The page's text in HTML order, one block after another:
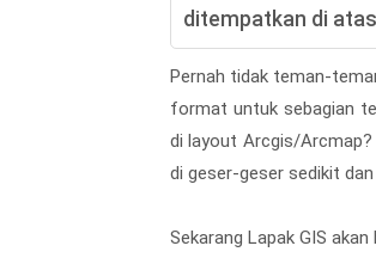
ditempatkan di
Pernah tidak teman-
format untuk sebagian
di layout Arcgis/Arcmap?
di geser-geser sedikit
Sekarang Lapak GIS